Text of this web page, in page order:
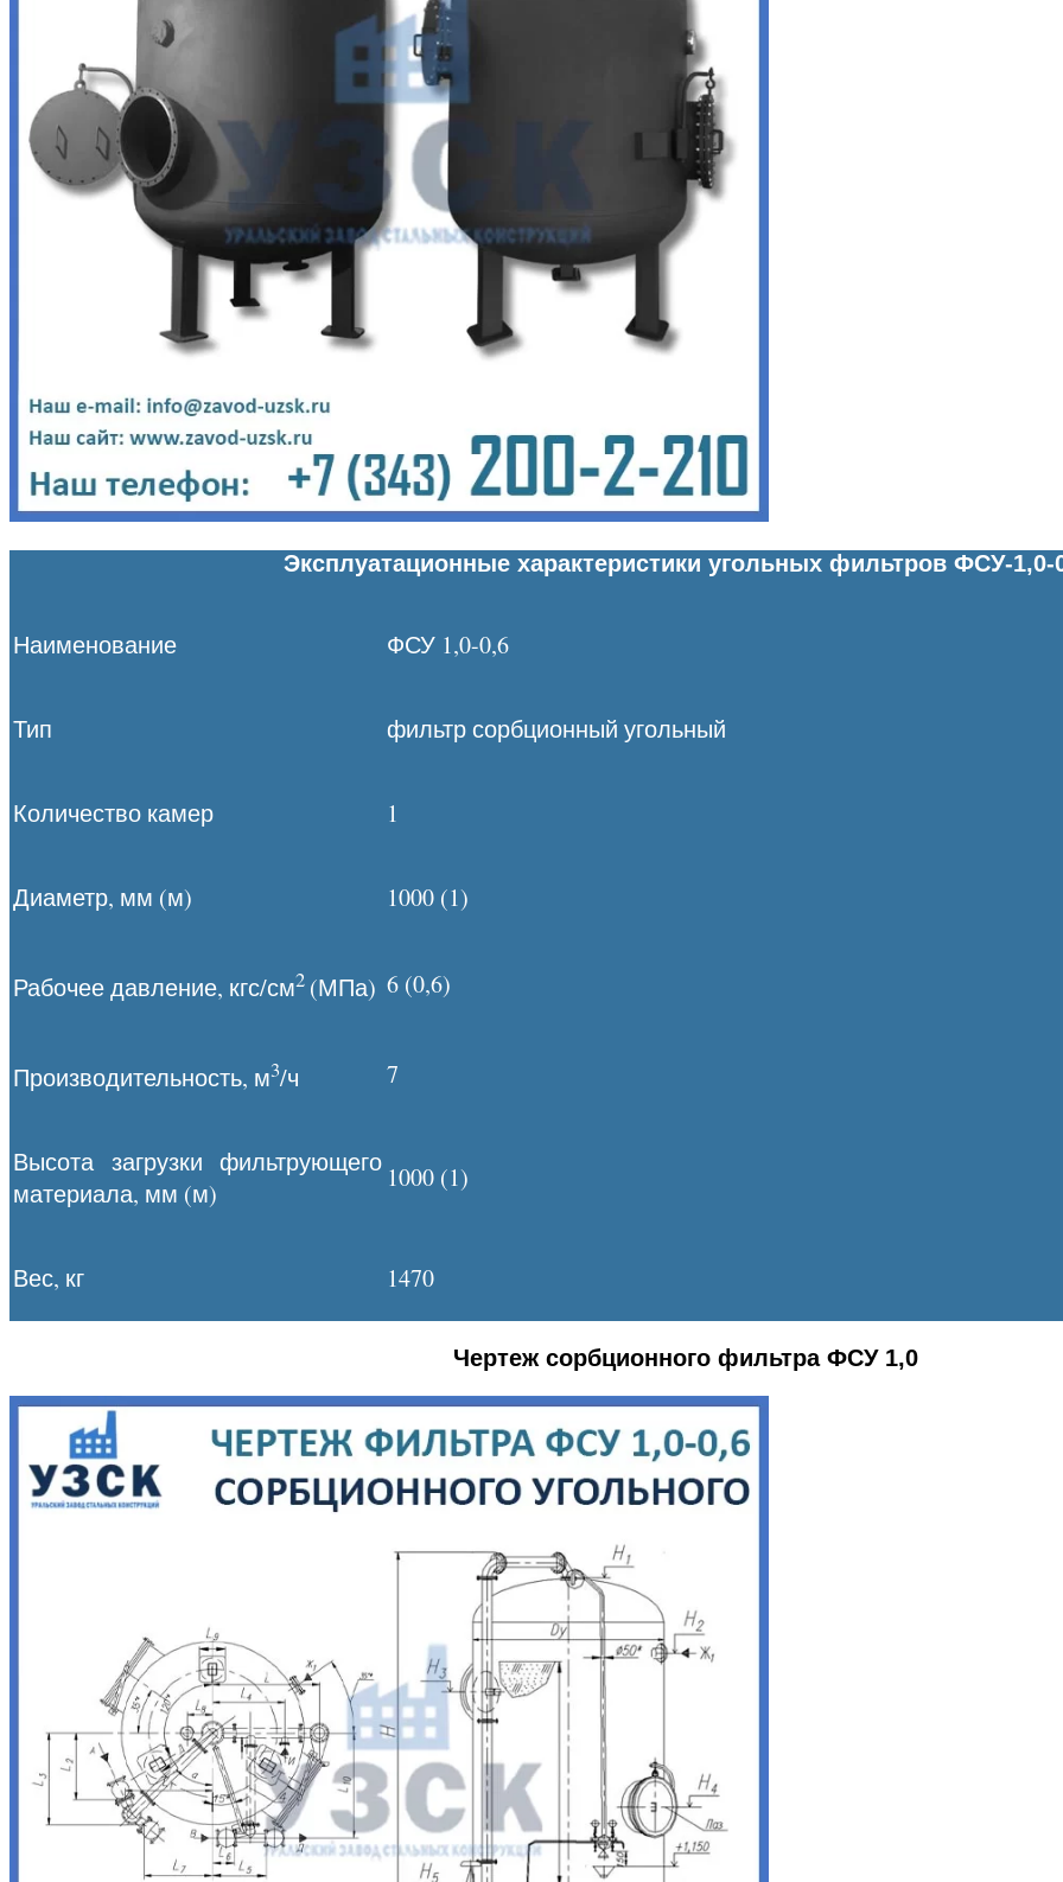
Эксплуатационные характеристики угольных фильтров ФСУ-1,0-
Наименование ФСУ 1,0-0,6
Тип фильтр сорбционный угольный
Количество камер 1
Диаметр, мм (м) 1000 (1)
Рабочее давление, кгс/см2 (МПа) 6 (0,6)
Производительность, м3/ч 7
Высота загрузки фильтрующего
материала, мм (м)
1000 (1)
Вес, кг 1470
Чертеж сорбционного фильтра ФСУ 1,0